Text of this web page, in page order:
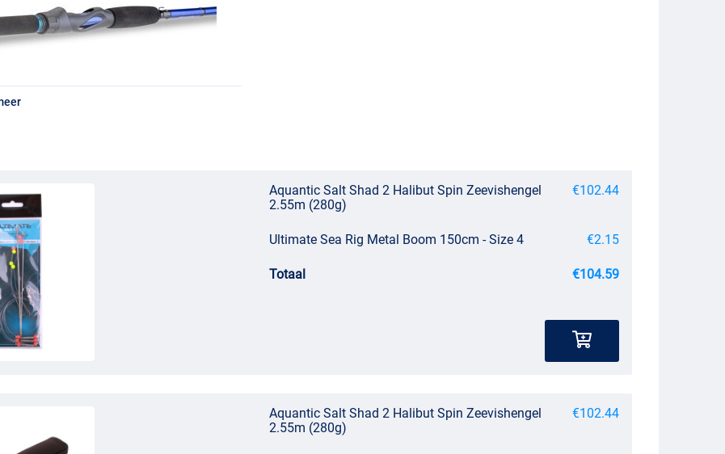
Aquantic Salt Shad 2 Halibut Spin Zeevishengel
2.55m (280g)
€102.44
Ultimate Sea Rig Metal Boom 150cm - Size 4 €2.15
Totaal €104.59
Aquantic Salt Shad 2 Halibut Spin Zeevishengel
2.55m (280g)
€102.44